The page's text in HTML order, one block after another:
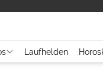
Laufhelden